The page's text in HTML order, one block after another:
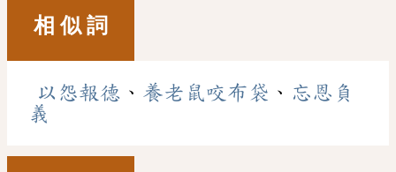
相 似 詞
以怨報德 、 養老鼠咬布袋 、 忘恩負
義